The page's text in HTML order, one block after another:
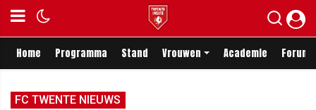
Home Programma Stand Vrouwen Academie Forum
FC TWENTE NIEUWS